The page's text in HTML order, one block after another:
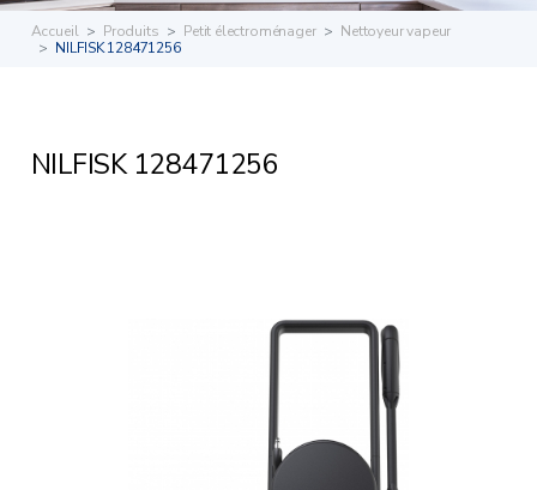
Accueil Produits Petit électroménager
Nettoyeur vapeur
NILFISK 128471256
NILFISK 128471256